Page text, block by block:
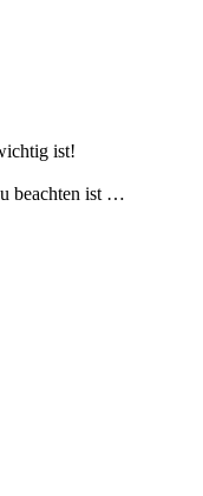
ist!
beachten ist …